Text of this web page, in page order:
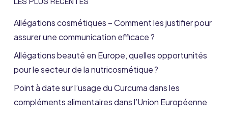
Allégations cosmétiques – Comment les justifier pour
assurer une communication efficace ?
Allégations beauté en Europe, quelles opportunités
pour le secteur de la nutricosmétique ?
Point à date sur l’usage du Curcuma dans les
compléments alimentaires dans l’Union Européenne